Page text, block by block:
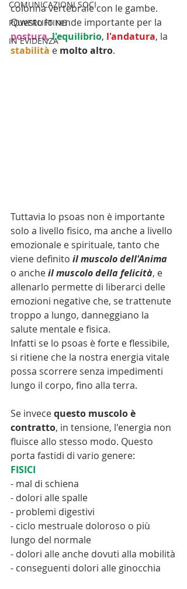
COMUNICAZIONI SOCI
POWERLIFTING
IN EVIDENZA
colonna vertebrale con le gambe.
Questo lo rende importante per la
postura, l'equilibrio, l'andatura, la
stabilità e molto altro.
Tuttavia lo psoas non è importante
solo a livello fisico, ma anche a livello
emozionale e spirituale, tanto che
viene definito il muscolo dell'Anima
o anche il muscolo della felicità, e
allenarlo permette di liberarci delle
emozioni negative che, se trattenute
troppo a lungo, danneggiano la
salute mentale e fisica.
Infatti se lo psoas è forte e flessibile,
si ritiene che la nostra energia vitale
possa scorrere senza impedimenti
lungo il corpo, fino alla terra.
Se invece questo muscolo è
contratto, in tensione, l'energia non
fluisce allo stesso modo. Questo
porta fastidi di vario genere:
FISICI
- mal di schiena
- dolori alle spalle
- problemi digestivi
- ciclo mestruale doloroso o più
lungo del normale
- dolori alle anche dovuti alla mobilità
- conseguenti dolori alle ginocchia